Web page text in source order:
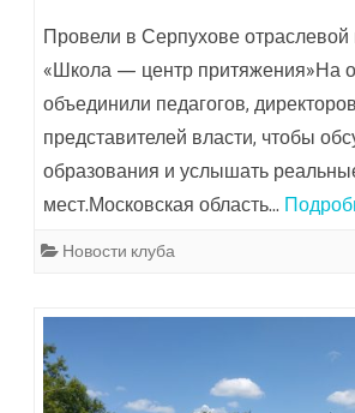
Провели в Серпухове отраслевой
«Школа — центр притяжения»На
объединили педагогов,
представителей власти, чтобы
образования и услышать
мест.Московская область…
Новости клуба